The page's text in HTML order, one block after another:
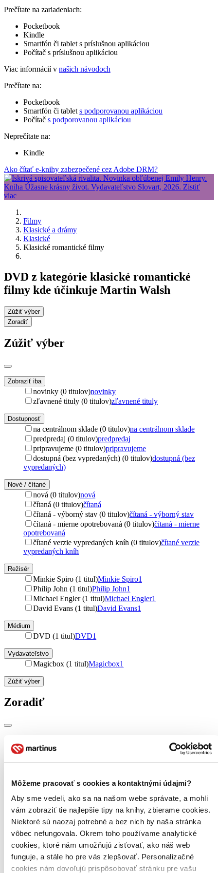
Môžeme pracovať s cookies a kontaktnými údajmi?
Aby sme vedeli, ako sa na našom webe správate, a mohli
vám zobraziť tie najlepšie tipy na knihy, zbierame cookies.
Niektoré sú naozaj potrebné a bez nich by naša stránka
vôbec nefungovala. Okrem toho používame analytické
cookies, ktoré nám umožňujú zisťovať, ako náš web
funguje, a stále ho pre vás zlepšovať. Personalizačné
cookies nám dovoľujú prispôsobovať stránku pre vašu
Prečítate na zariadeniach:
Pocketbook
Kindle
Smartfón či tablet s príslušnou aplikáciou
Počítač s príslušnou aplikáciou
Viac informácií v našich návodoch
Prečítate na:
Pocketbook
Smartfón či tablet s podporovanou aplikáciou
Počítač s podporovanou aplikáciou
Neprečítate na:
Kindle
Ako čítať e-knihy zabezpečené cez Adobe DRM?
Filmy
Klasické a drámy
Klasické
Klasické romantické filmy
DVD z kategórie klasické romantické
filmy kde účinkuje Martin Walsh
Zúžiť výber
Zoradiť
Zúžiť výber
Zobraziť iba
novinky (0 titulov)novinky
zľavnené tituly (0 titulov)zľavnené tituly
Dostupnosť
na centrálnom sklade (0 titulov)na centrálnom sklade
predpredaj (0 titulov)predpredaj
pripravujeme (0 titulov)pripravujeme
dostupná (bez vypredaných) (0 titulov)dostupná (bez
vypredaných)
Nové / čítané
nová (0 titulov)nová
čítaná (0 titulov)čítaná
čítaná - výborný stav (0 titulov)čítaná - výborný stav
čítaná - mierne opotrebovaná (0 titulov)čítaná - mierne
opotrebovaná
čítané verzie vypredaných kníh (0 titulov)čítané verzie
vypredaných kníh
Režisér
Minkie Spiro (1 titul)Minkie Spiro1
Philip John (1 titul)Philip John1
Michael Engler (1 titul)Michael Engler1
David Evans (1 titul)David Evans1
Médium
DVD (1 titul)DVD1
Vydavateľstvo
Magicbox (1 titul)Magicbox1
Zúžiť výber
Zoradiť
Bestsellery
Novinky
Najlacnejšie
Použité filtre
Zrušiť filtre
Účinkuje Martin Walsh